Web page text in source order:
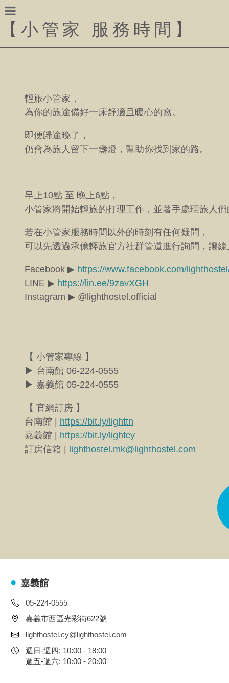
【 小管家 服務時間 】
輕旅小管家，
為你的旅途備好一床舒適且暖心的窩。
即便歸途晚了，
仍會為旅人留下一盞燈，幫助你找到家的路。
早上10點 至 晚上6點，
小管家將開始輕旅的打理工作，並著手處理旅人
若在小管家服務時間以外的時刻有任何疑問，
可以先透過承億輕旅官方社群管道進行詢問，讓
Facebook ▶︎ https://www.facebook.com/
LINE ▶︎ https://lin.ee/9zavXGH
Instagram ▶︎ @lighthostel.official
【 小管家專線 】
▶︎ 台南館 06-224-0555
▶︎ 嘉義館 05-224-0555
【 官網訂房 】
台南館 |
https://bit.ly/lighttn
嘉義館 |
https://bit.ly/lightcy
訂房信箱 |
lighthostel.mk@lighthostel.com
嘉義館
05-224-0555
嘉義市西區光彩街622號
lighthostel.cy@lighthostel.com
週日-週四: 10:00 - 18:00
週五-週六: 10:00 - 20:00